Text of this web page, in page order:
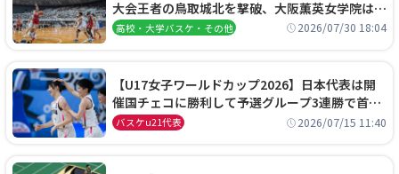
大会王者の鳥取城北を撃破、大阪薫英女学院は岐
阜女子に完勝、大会3日目試合結果
高校・大学バスケ・その他 2026/07/30 18:04
【U17女子ワールドカップ2026】日本代表は開
催国チェコに勝利して予選グループ3連勝で首位
通過！準々決勝の相手はエジプトに決定
バスケu21代表 2026/07/15 11:40